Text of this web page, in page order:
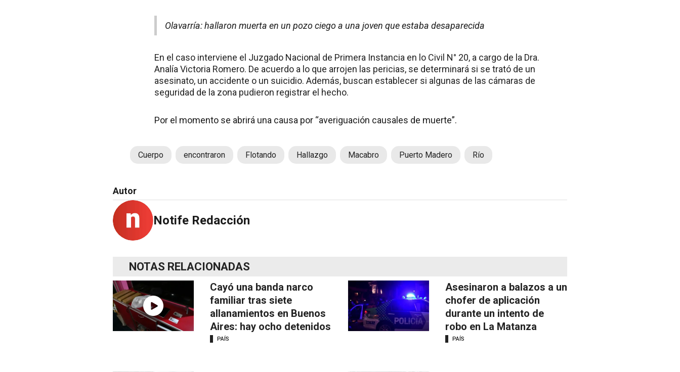
Olavarría: hallaron muerta en un pozo ciego a una joven que estaba desaparecida
En el caso interviene el Juzgado Nacional de Primera Instancia en lo Civil N° 20, a cargo de la Dra.
Analía Victoria Romero. De acuerdo a lo que arrojen las pericias, se determinará si se trató de un
asesinato, un accidente o un suicidio. Además, buscan establecer si algunas de las cámaras de
seguridad de la zona pudieron registrar el hecho.
Por el momento se abrirá una causa por “averiguación causales de muerte”.
Cuerpo encontraron Flotando Hallazgo Macabro Puerto Madero Río
Autor
Notife Redacción
NOTAS RELACIONADAS
Cayó una banda narco
familiar tras siete
allanamientos en Buenos
Aires: hay ocho detenidos
PAÍS
Asesinaron a balazos a un
chofer de aplicación
durante un intento de
robo en La Matanza
PAÍS